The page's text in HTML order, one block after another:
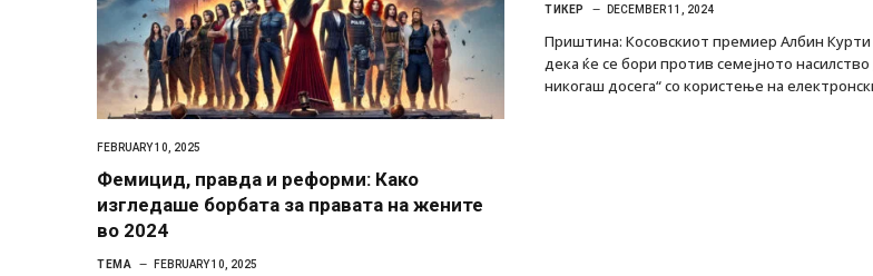
FEBRUARY 10, 2025
Фемицид, правда и реформи: Како
изгледаше борбата за правата на жените
во 2024
ТЕМА FEBRUARY 10, 2025
ТИКЕР DECEMBER 11, 2024
Приштина: Косовскиот премиер Албин Курти
дека ќе се бори против семејното насилство
никогаш досега“ со користење на